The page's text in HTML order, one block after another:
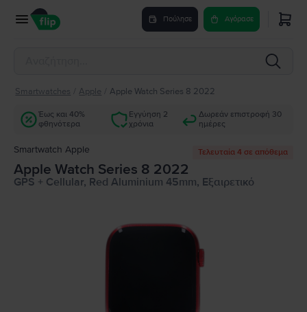
Πούλησε Αγόρασε
Smartwatches Apple Apple Watch Series 8 2022
Έως και 40%
φθηνότερα
Εγγύηση 2
χρόνια
Δωρεάν επιστροφή 30
ημέρες
Smartwatch Apple Τελευταία 4 σε απόθεμα
Apple Watch Series 8 2022
GPS + Cellular, Red Aluminium 45mm, Εξαιρετικό